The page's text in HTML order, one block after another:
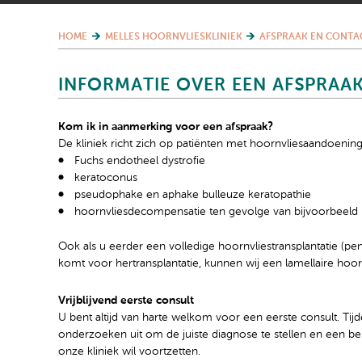
HOME MELLES HOORNVLIESKLINIEK AFSPRAAK EN
INFORMATIE OVER EEN
Kom ik in aanmerking voor een afspraak?
De kliniek richt zich op patiënten met
Fuchs endotheel dystrofie
keratoconus
pseudophake en aphake bulleuze keratopathie
hoornvliesdecompensatie ten gevolge van
Ook als u eerder een volledige hoornvliestransplantatie
komt voor hertransplantatie, kunnen wij een lamellaire
Vrijblijvend eerste consult
U bent altijd van harte welkom voor een eerste consult.
onderzoeken uit om de juiste diagnose te stellen en een
onze kliniek wil voortzetten.